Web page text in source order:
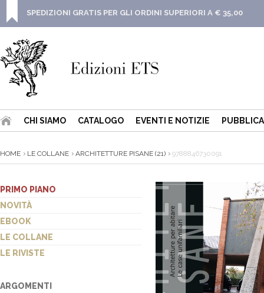
SPEDIZIONI GRATIS PER GLI ORDINI SUPERIORI A € 35,00
CHI SIAMO CATALOGO EVENTI E NOTIZIE
HOME LE COLLANE ARCHITETTURE PISANE (21) 9788846730091
PRIMO PIANO
NOVITÀ
EBOOK
LE COLLANE
LE RIVISTE
ARGOMENTI